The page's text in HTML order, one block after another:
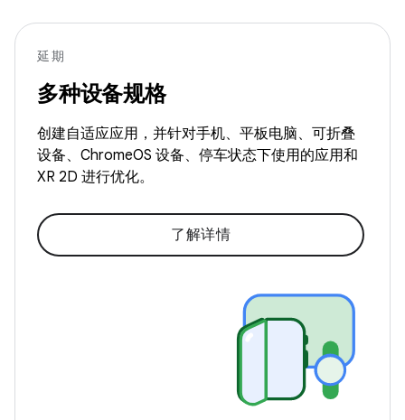
延期
多种设备规格
创建自适应应用，并针对手机、平板电脑、可折叠
设备、ChromeOS 设备、停车状态下使用的应用和
XR 2D 进行优化。
了解详情